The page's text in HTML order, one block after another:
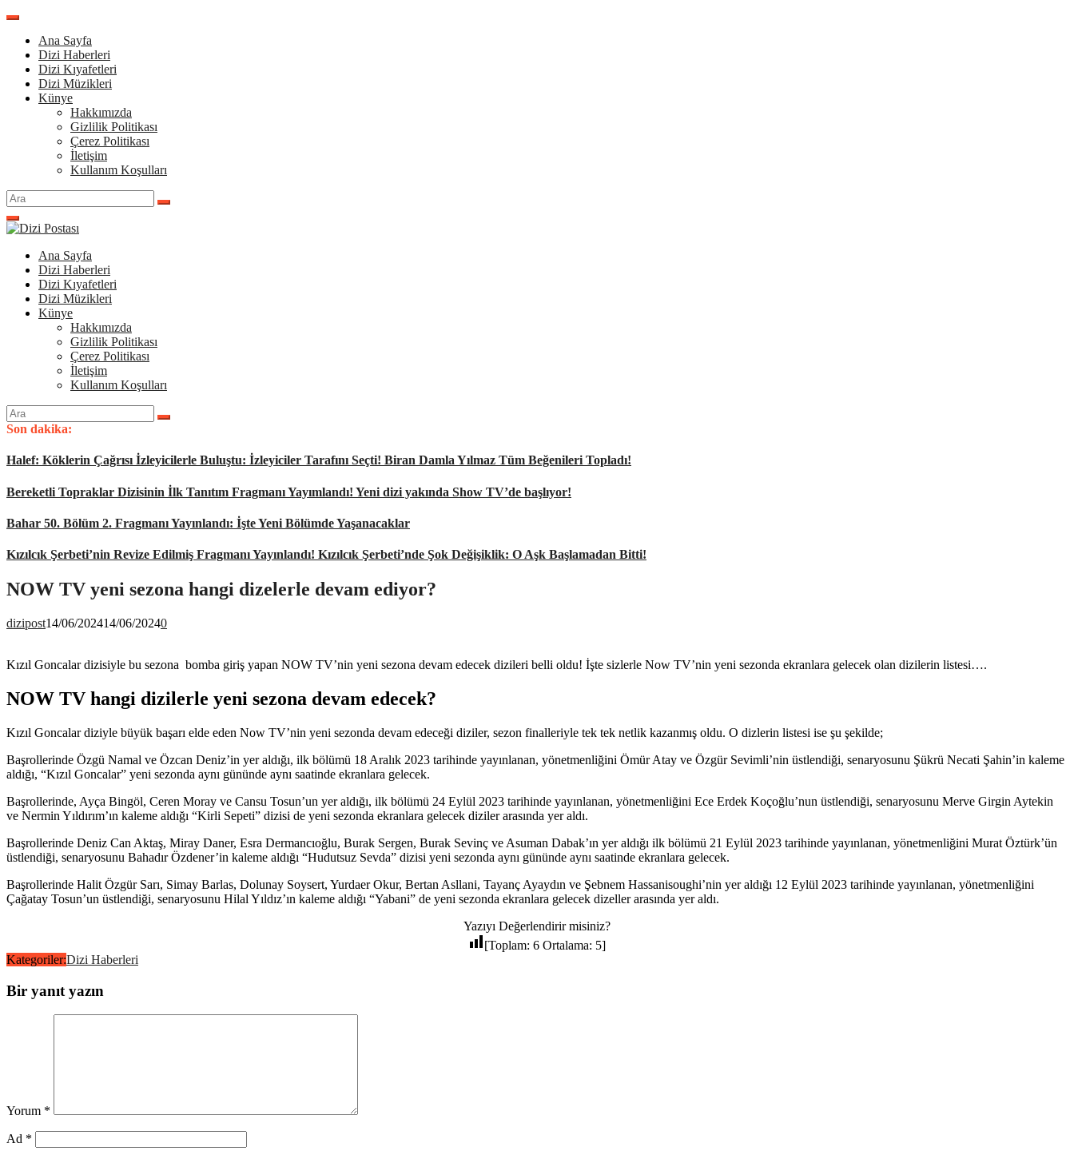
İçeriğe
Ana Sayfa
Dizi Haberleri
Dizi Kıyafetleri
Dizi Müzikleri
Künye
Hakkımızda
Gizlilik Politikası
Çerez Politikası
İletişim
Kullanım Koşulları
Arama
yap:
Ana Sayfa
Dizi Haberleri
Dizi Kıyafetleri
Dizi Müzikleri
Künye
Hakkımızda
Gizlilik Politikası
Çerez Politikası
İletişim
Kullanım Koşulları
Arama
yap:
Son dakika:
Halef: Köklerin Çağrısı İzleyicilerle Buluştu: İzleyiciler Tarafını Seçti! Biran Damla Yılmaz Tüm Beğenileri Topladı!
Bereketli Topraklar Dizisinin İlk Tanıtım Fragmanı Yayımlandı! Yeni dizi yakında Show TV’de başlıyor!
Bahar 50. Bölüm 2. Fragmanı Yayınlandı: İşte Yeni Bölümde Yaşanacaklar
Kızılcık Şerbeti’nin Revize Edilmiş Fragmanı Yayınlandı! Kızılcık Şerbeti’nde Şok Değişiklik: O Aşk Başlamadan Bitti!
NOW TV yeni sezona hangi dizelerle devam ediyor?
dizipost14/06/202414/06/20240
Kızıl Goncalar dizisiyle bu sezona bomba giriş yapan NOW TV’nin yeni sezona devam edecek dizileri belli oldu! İşte sizlerle Now TV’nin yeni sezonda ekranlara gelecek olan dizilerin listesi….
NOW TV hangi dizilerle yeni sezona devam edecek?
Kızıl Goncalar diziyle büyük başarı elde eden Now TV’nin yeni sezonda devam edeceği diziler, sezon finalleriyle tek tek netlik kazanmış oldu. O dizlerin listesi ise şu şekilde;
Başrollerinde Özgü Namal ve Özcan Deniz’in yer aldığı, ilk bölümü 18 Aralık 2023 tarihinde yayınlanan, yönetmenliğini Ömür Atay ve Özgür Sevimli’nin üstlendiği, senaryosunu Şükrü Necati Şahin’in kaleme
aldığı, “Kızıl Goncalar” yeni sezonda aynı gününde aynı saatinde ekranlara gelecek.
Başrollerinde, Ayça Bingöl, Ceren Moray ve Cansu Tosun’un yer aldığı, ilk bölümü 24 Eylül 2023 tarihinde yayınlanan, yönetmenliğini Ece Erdek Koçoğlu’nun üstlendiği, senaryosunu Merve Girgin Aytekin
ve Nermin Yıldırım’ın kaleme aldığı “Kirli Sepeti” dizisi de yeni sezonda ekranlara gelecek diziler arasında yer aldı.
Başrollerinde Deniz Can Aktaş, Miray Daner, Esra Dermancıoğlu, Burak Sergen, Burak Sevinç ve Asuman Dabak’ın yer aldığı ilk bölümü 21 Eylül 2023 tarihinde yayınlanan, yönetmenliğini Murat Öztürk’ün
üstlendiği, senaryosunu Bahadır Özdener’in kaleme aldığı “Hudutsuz Sevda” dizisi yeni sezonda aynı gününde aynı saatinde ekranlara gelecek.
Başrollerinde Halit Özgür Sarı, Simay Barlas, Dolunay Soysert, Yurdaer Okur, Bertan Asllani, Tayanç Ayaydın ve Şebnem Hassanisoughi’nin yer aldığı 12 Eylül 2023 tarihinde yayınlanan, yönetmenliğini
Çağatay Tosun’un üstlendiği, senaryosunu Hilal Yıldız’ın kaleme aldığı “Yabani” de yeni sezonda ekranlara gelecek dizeller arasında yer aldı.
Yazıyı Değerlendirir misiniz?
[Toplam: 6 Ortalama: 5]
Kategoriler:Dizi Haberleri
Bir yanıt yazın
Yorum *
Ad *